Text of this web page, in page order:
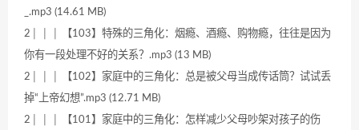
_.mp3 (14.61 MB)
2│ │ │ 【103】特殊的三角化：烟瘾、酒瘾、购物瘾，往往是因为
你有一段处理不好的关系？.mp3 (13 MB)
2│ │ │ 【102】家庭中的三角化：总是被父母当成传话筒？试试丢
掉“上帝幻想”.mp3 (12.71 MB)
2│ │ │ 【101】家庭中的三角化：怎样减少父母吵架对孩子的伤